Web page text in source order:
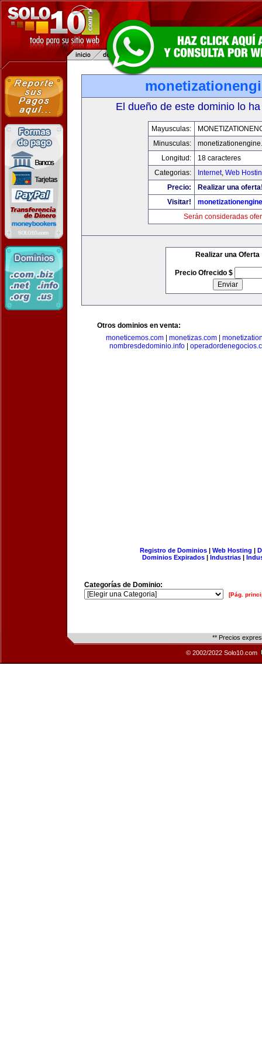
El dueño de este dominio lo
Mayusculas:
Minusculas:
Longitud:
18 caracteres
Categorias:
Internet, Web
Precio:
Realizar una
Visitar!
Serán consideradas
Realizar una Oferta
Precio Ofrecido $
Otros dominios en venta:
moneticemos.com
monetizas.com
nombresdedominio.info|
Registro de Dominios| Web Hosting |
Dominios Expirados | Industrias |
Categorías de Dominio:
[Pág.
** Precios
© 2002/2022 Solo10.com